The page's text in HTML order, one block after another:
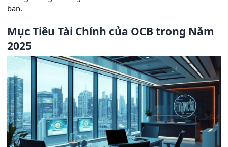
bạn.
Mục Tiêu Tài Chính của OCB trong Năm
2025